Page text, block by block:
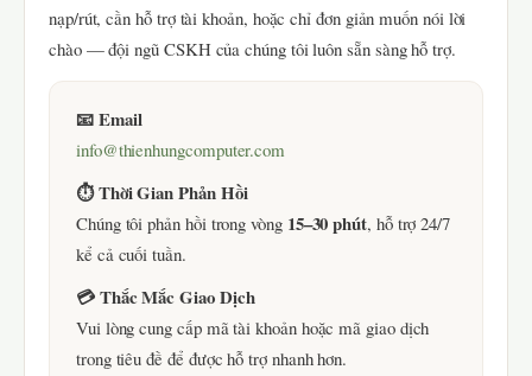
nạp/rút, cần hỗ trợ tài khoản, hoặc chỉ đơn giản muốn nói lời
chào — đội ngũ CSKH của chúng tôi luôn sẵn sàng hỗ trợ.
📧 Email
info@thienhungcomputer.com
⏱ Thời Gian Phản Hồi
Chúng tôi phản hồi trong vòng 15–30 phút, hỗ trợ 24/7
kể cả cuối tuần.
💳 Thắc Mắc Giao Dịch
Vui lòng cung cấp mã tài khoản hoặc mã giao dịch
trong tiêu đề để được hỗ trợ nhanh hơn.